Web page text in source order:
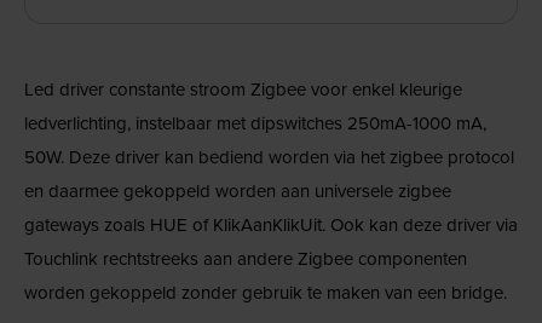
Led driver constante stroom Zigbee voor enkel kleurige
ledverlichting, instelbaar met dipswitches 250mA-1000 mA,
50W. Deze driver kan bediend worden via het zigbee protocol
en daarmee gekoppeld worden aan universele zigbee
gateways zoals HUE of KlikAanKlikUit. Ook kan deze driver via
Touchlink rechtstreeks aan andere Zigbee componenten
worden gekoppeld zonder gebruik te maken van een bridge.